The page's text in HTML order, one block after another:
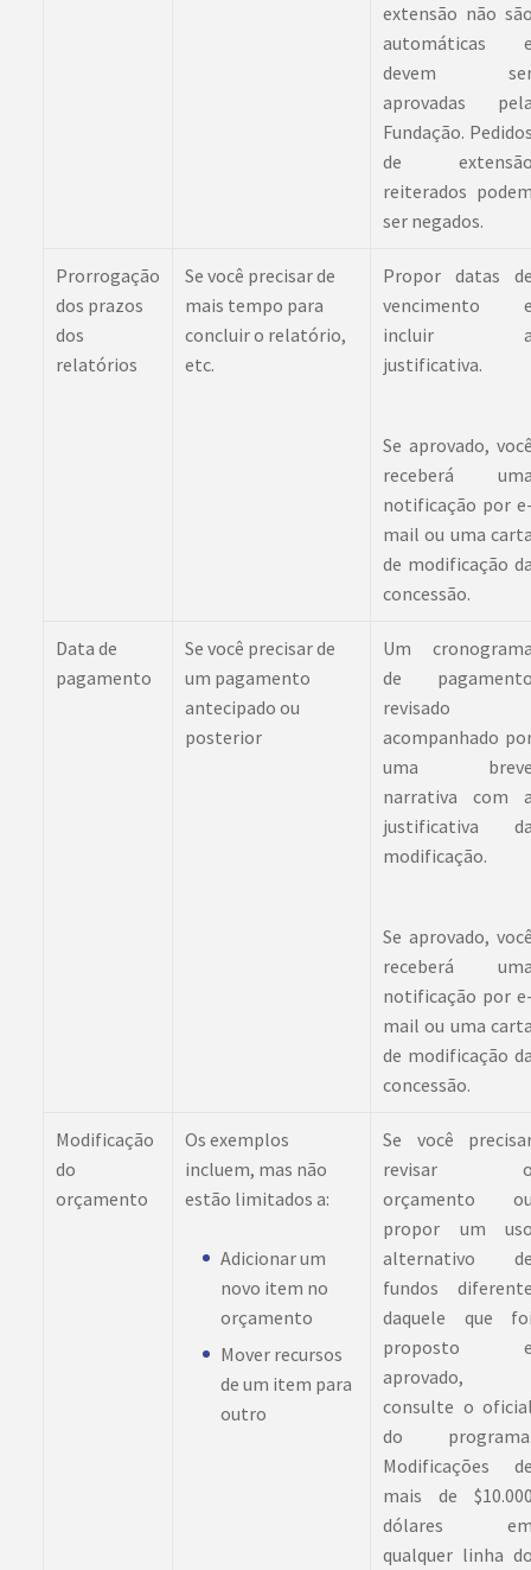
extensão não
automáticas
devem
aprovadas
Fundação.
de
reiterados
ser negados.
Prorrogação
dos prazos
dos
relatórios
Se você precisar de
mais tempo para
concluir o relatório,
etc.
Propor datas
vencimento
incluir
justificativa.
Se aprovado,
receberá
notificação por
mail ou uma
de modificação
concessão.
Data de
pagamento
Se você precisar de
um pagamento
antecipado ou
posterior
Um
de
revisado
acompanhado
uma
narrativa com
justificativa
modificação.
Se aprovado,
receberá
notificação por
mail ou uma
de modificação
concessão.
Modificação
do
orçamento
Os exemplos
incluem, mas não
estão limitados a:
Adicionar um
novo item no
orçamento
Mover recursos
de um item para
outro
Se você
revisar
orçamento
propor um
alternativo
fundos
daquele que
proposto
aprovado,
consulte o
do
Modificações
mais de
dólares
qualquer linha